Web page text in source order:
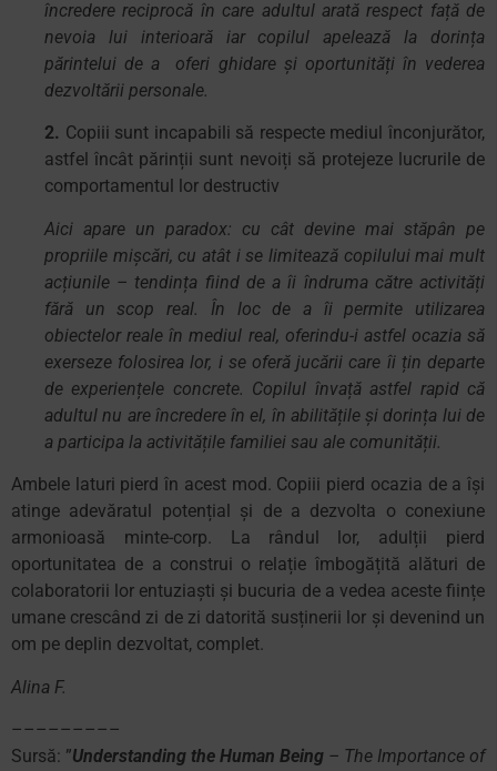
încredere reciprocă în care adultul arată respect față de
nevoia lui interioară iar copilul apelează la dorința
părintelui de a oferi ghidare și oportunități în vederea
dezvoltării personale.
2. Copiii sunt incapabili să respecte mediul înconjurător,
astfel încât părinții sunt nevoiți să protejeze lucrurile de
comportamentul lor destructiv
Aici apare un paradox: cu cât devine mai stăpân pe
propriile mișcări, cu atât i se limitează copilului mai mult
acțiunile – tendința fiind de a îi îndruma către activități
fără un scop real. În loc de a îi permite utilizarea
obiectelor reale în mediul real, oferindu-i astfel ocazia să
exerseze folosirea lor, i se oferă jucării care îi țin departe
de experiențele concrete. Copilul învață astfel rapid că
adultul nu are încredere în el, în abilitățile și dorința lui de
a participa la activitățile familiei sau ale comunității.
Ambele laturi pierd în acest mod. Copiii pierd ocazia de a își
atinge adevăratul potențial și de a dezvolta o conexiune
armonioasă minte-corp. La rândul lor, adulții pierd
oportunitatea de a construi o relație îmbogățită alături de
colaboratorii lor entuziaști și bucuria de a vedea aceste ființe
umane crescând zi de zi datorită susținerii lor și devenind un
om pe deplin dezvoltat, complet.
Alina F.
–––––––––
Sursă: ”Understanding the Human Being – The Importance of